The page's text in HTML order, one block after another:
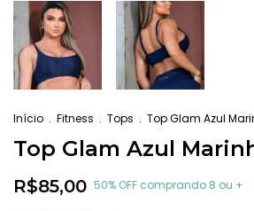
Início . Fitness . Tops . Top Glam Azul
Top Glam Azul
R$85,00 50% OFF comprando 8 ou +